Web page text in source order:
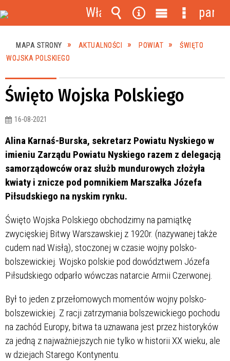
MAPA STRONY AKTUALNOŚCI POWIAT
ŚWIĘTO
WOJSKA POLSKIEGO
Święto Wojska Polskiego
16-08-2021
Alina Karnaś-Burska, sekretarz Powiatu Nyskiego w
imieniu Zarządu Powiatu Nyskiego razem z delegacją
samorządowców oraz służb mundurowych złożyła
kwiaty i znicze pod pomnikiem Marszałka Józefa
Piłsudskiego na nyskim rynku.
Święto Wojska Polskiego obchodzimy na pamiątkę
zwycięskiej Bitwy Warszawskiej z 1920r. (nazywanej także
cudem nad Wisłą), stoczonej w czasie wojny polsko-
bolszewickiej. Wojsko polskie pod dowództwem Józefa
Piłsudskiego odparło wówczas natarcie Armii Czerwonej.
Był to jeden z przełomowych momentów wojny polsko-
bolszewickiej. Z racji zatrzymania bolszewickiego pochodu
na zachód Europy, bitwa ta uznawana jest przez historyków
za jedną z najważniejszych nie tylko w historii XX wieku, ale
w dziejach Starego Kontynentu.
Włącz
powiadomienia
Wyszukiwarka
Narzędzia
Menu
główne
Menu
panel